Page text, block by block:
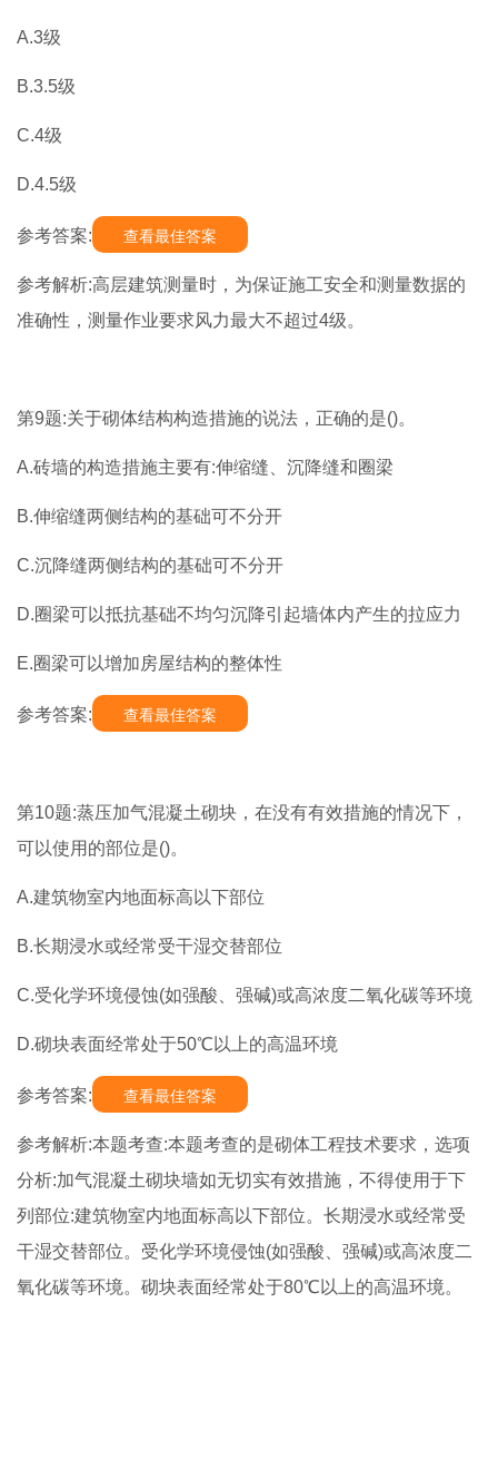
A.3级
B.3.5级
C.4级
D.4.5级
参考答案: 查看最佳答案
参考解析:高层建筑测量时，为保证施工安全和测量数据的
准确性，测量作业要求风力最大不超过4级。
第9题:关于砌体结构构造措施的说法，正确的是()。
A.砖墙的构造措施主要有:伸缩缝、沉降缝和圈梁
B.伸缩缝两侧结构的基础可不分开
C.沉降缝两侧结构的基础可不分开
D.圈梁可以抵抗基础不均匀沉降引起墙体内产生的拉应力
E.圈梁可以增加房屋结构的整体性
参考答案: 查看最佳答案
第10题:蒸压加气混凝土砌块，在没有有效措施的情况下，
可以使用的部位是()。
A.建筑物室内地面标高以下部位
B.长期浸水或经常受干湿交替部位
C.受化学环境侵蚀(如强酸、强碱)或高浓度二氧化碳等环境
D.砌块表面经常处于50℃以上的高温环境
参考答案: 查看最佳答案
参考解析:本题考查:本题考查的是砌体工程技术要求，选项
分析:加气混凝土砌块墙如无切实有效措施，不得使用于下
列部位:建筑物室内地面标高以下部位。长期浸水或经常受
干湿交替部位。受化学环境侵蚀(如强酸、强碱)或高浓度二
氧化碳等环境。砌块表面经常处于80℃以上的高温环境。